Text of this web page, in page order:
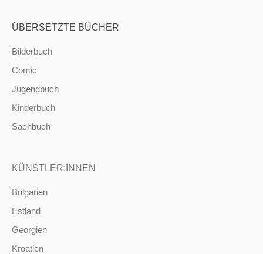
ÜBERSETZTE BÜCHER
Bilderbuch
Comic
Jugendbuch
Kinderbuch
Sachbuch
KÜNSTLER:INNEN
Bulgarien
Estland
Georgien
Kroatien